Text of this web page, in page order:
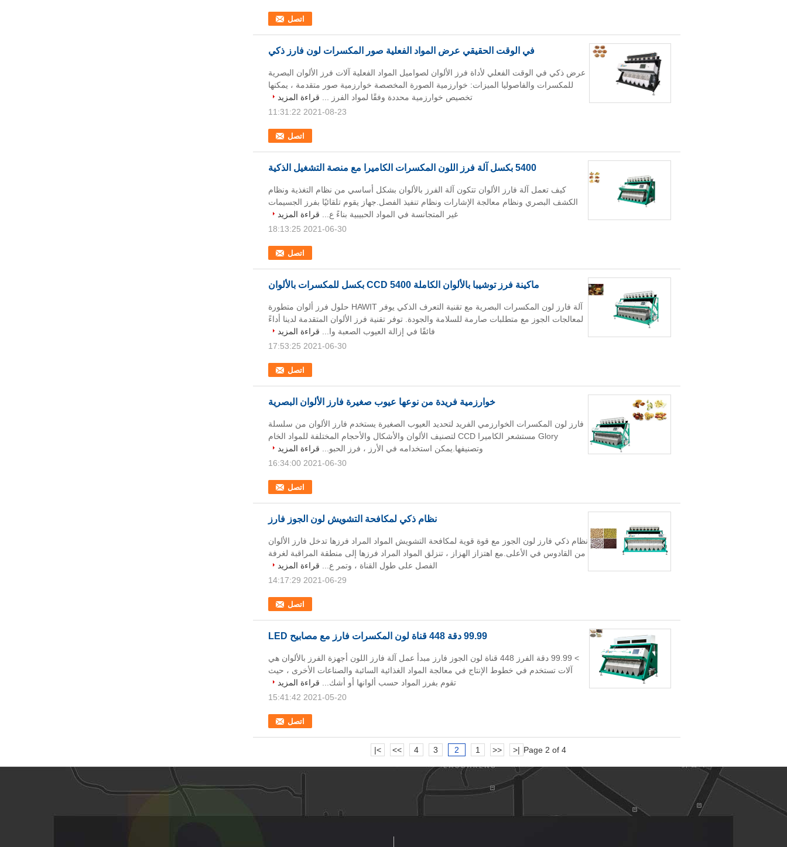
اتصل
في الوقت الحقيقي عرض المواد الفعلية صور المكسرات لون فارز ذكي
اتصل
عرض ذكي في الوقت الفعلي لأداة فرز الألوان لصواميل المواد الفعلية آلات فرز الألوان البصرية
للمكسرات والفاصوليا الميزات: خوارزمية الصورة المخصصة خوارزمية صور متقدمة ، يمكنها
تخصيص خوارزمية محددة وفقًا لمواد الفرز ... قراءة المزيد
2021-08-23 11:31:22
5400 بكسل آلة فرز اللون المكسرات الكاميرا مع منصة التشغيل الذكية
اتصل
كيف تعمل آلة فارز الألوان تتكون آلة الفرز بالألوان بشكل أساسي من نظام التغذية ونظام
الكشف البصري ونظام معالجة الإشارات ونظام تنفيذ الفصل.جهاز يقوم تلقائيًا بفرز الجسيمات
غير المتجانسة في المواد الحبيبية بناءً ع... قراءة المزيد
2021-06-30 18:13:25
ماكينة فرز توشيبا بالألوان الكاملة CCD 5400 بكسل للمكسرات بالألوان
اتصل
آلة فارز لون المكسرات البصرية مع تقنية التعرف الذكي يوفر HAWIT حلول فرز ألوان متطورة
لمعالجات الجوز مع متطلبات صارمة للسلامة والجودة. توفر تقنية فرز الألوان المتقدمة لدينا أداءً
فائقًا في إزالة العيوب الصعبة وا... قراءة المزيد
2021-06-30 17:53:25
خوارزمية فريدة من نوعها عيوب صغيرة فارز الألوان البصرية
اتصل
فارز لون المكسرات الخوارزمي الفريد لتحديد العيوب الصغيرة يستخدم فارز الألوان من سلسلة
Glory مستشعر الكاميرا CCD لتصنيف الألوان والأشكال والأحجام المختلفة للمواد الخام
وتصنيفها.يمكن استخدامه في الأرز ، فرز الحبو... قراءة المزيد
2021-06-30 16:34:00
نظام ذكي لمكافحة التشويش لون الجوز فارز
اتصل
نظام ذكي فارز لون الجوز مع قوة قوية لمكافحة التشويش المواد المراد فرزها تدخل فارز الألوان
من القادوس في الأعلى.مع اهتزاز الهزاز ، تنزلق المواد المراد فرزها إلى منطقة المراقبة لغرفة
الفصل على طول القناة ، وتمر ع... قراءة المزيد
2021-06-29 14:17:29
99.99 دقة 448 قناة لون المكسرات فارز مع مصابيح LED
اتصل
> 99.99 دقة الفرز 448 قناة لون الجوز فارز مبدأ عمل آلة فارز اللون أجهزة الفرز بالألوان هي
آلات تستخدم في خطوط الإنتاج في معالجة المواد الغذائية السائبة والصناعات الأخرى ، حيث
تقوم بفرز المواد حسب ألوانها أو أشك... قراءة المزيد
2021-05-20 15:41:42
Page 2 of 4
|<
<<
1
2
3
4
>>
>|